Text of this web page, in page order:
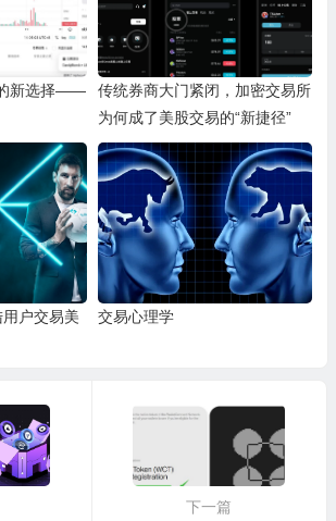
新选择——
传统券商大门紧闭，加密交易所
为何成了美股交易的“新捷径”
户交易美
交易心理学
下一篇